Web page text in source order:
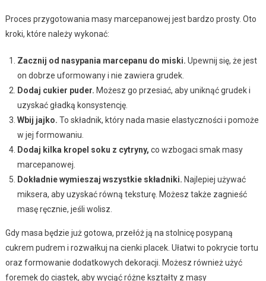
Proces przygotowania masy marcepanowej jest bardzo prosty. Oto
kroki, które należy wykonać:
Zacznij od nasypania marcepanu do miski. Upewnij się, że jest
on dobrze uformowany i nie zawiera grudek.
Dodaj cukier puder. Możesz go przesiać, aby uniknąć grudek i
uzyskać gładką konsystencję.
Wbij jajko. To składnik, który nada masie elastyczności i pomoże
w jej formowaniu.
Dodaj kilka kropel soku z cytryny, co wzbogaci smak masy
marcepanowej.
Dokładnie wymieszaj wszystkie składniki. Najlepiej używać
miksera, aby uzyskać równą teksturę. Możesz także zagnieść
masę ręcznie, jeśli wolisz.
Gdy masa będzie już gotowa, przełóż ją na stolnicę posypaną
cukrem pudrem i rozwałkuj na cienki placek. Ułatwi to pokrycie tortu
oraz formowanie dodatkowych dekoracji. Możesz również użyć
foremek do ciastek, aby wyciąć różne kształty z masy